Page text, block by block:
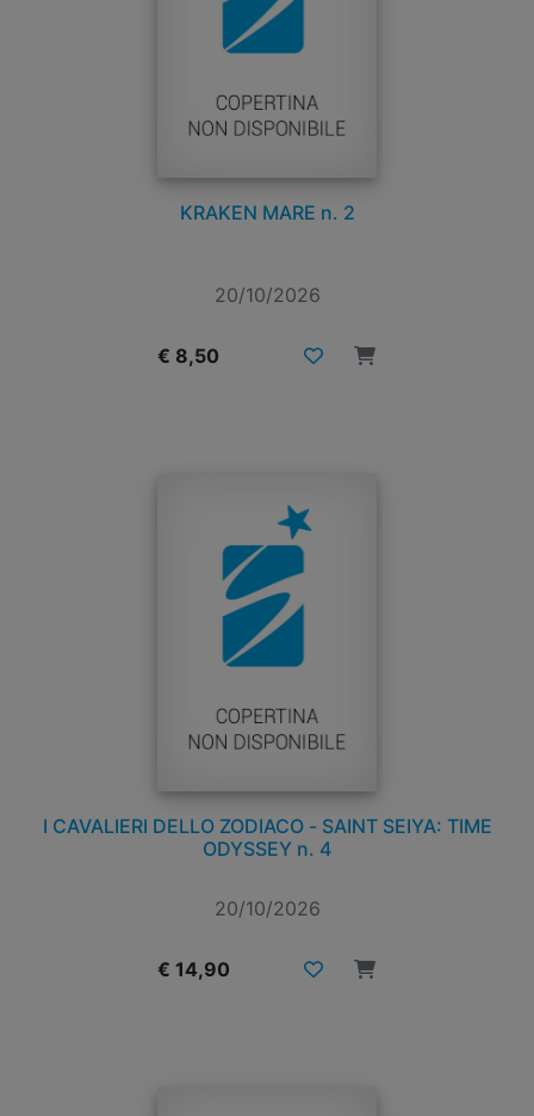
KRAKEN MARE n. 2
20/10/2026
€ 8,50
I CAVALIERI DELLO ZODIACO - SAINT SEIYA: TIME
ODYSSEY n. 4
20/10/2026
€ 14,90